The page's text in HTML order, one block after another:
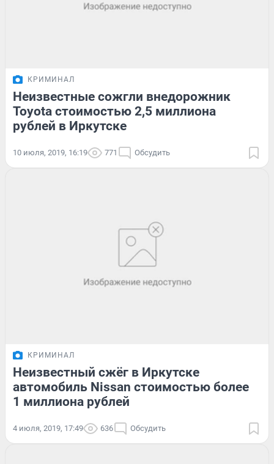
КРИМИНАЛ
Неизвестные сожгли внедорожник
Toyota стоимостью 2,5 миллиона
рублей в Иркутске
10 июля, 2019, 16:19 771 Обсудить
КРИМИНАЛ
Неизвестный сжёг в Иркутске
автомобиль Nissan стоимостью более
1 миллиона рублей
4 июля, 2019, 17:49 636 Обсудить